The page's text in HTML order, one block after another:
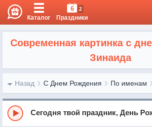
Каталог
6 2
Праздники
Современная картинка с
Зинаида
Назад С Днем Рождения По именам
Сегодня твой праздник, День